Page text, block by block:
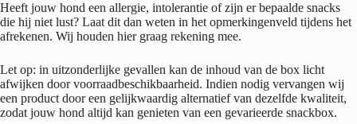
Heeft jouw hond een allergie, intolerantie of zijn er bepaalde snacks
die hij niet lust? Laat dit dan weten in het opmerkingenveld tijdens het
afrekenen. Wij houden hier graag rekening mee.
Let op: in uitzonderlijke gevallen kan de inhoud van de box licht
afwijken door voorraadbeschikbaarheid. Indien nodig vervangen wij
een product door een gelijkwaardig alternatief van dezelfde kwaliteit,
zodat jouw hond altijd kan genieten van een gevarieerde snackbox.